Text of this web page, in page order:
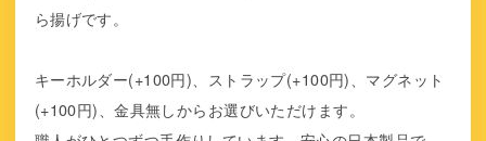
ら揚げです。
キーホルダー(+100円)、ストラップ(+100円)、マグネット
(+100円)、金具無しからお選びいただけます。